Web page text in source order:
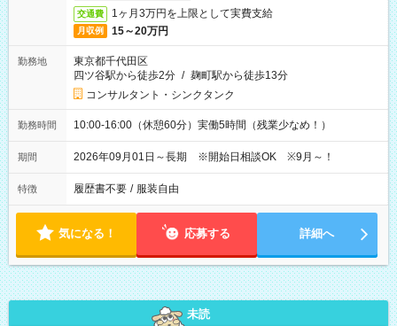
交通費 1ヶ月3万円を上限として実費支給
月収例 15～20万円
勤務地
東京都千代田区
四ツ谷駅から徒歩2分 / 麹町駅から徒歩13分
コンサルタント・シンクタンク
勤務時間 10:00-16:00（休憩60分）実働5時間（残業少なめ！）
期間 2026年09月01日～長期 ※開始日相談OK ※9月～！
特徴 履歴書不要 / 服装自由
気になる！ 応募する 詳細へ
未読